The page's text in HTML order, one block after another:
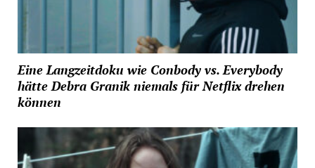
Eine Langzeitdoku wie Conbody vs. Everybody
hätte Debra Granik niemals für Netflix drehen
können